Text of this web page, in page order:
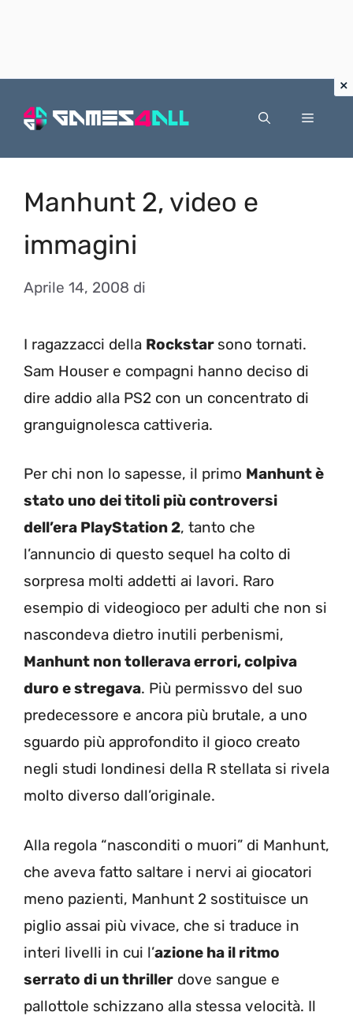
Menu
Manhunt 2, video e
immagini
Aprile 14, 2008 di
I ragazzacci della Rockstar sono tornati.
Sam Houser e compagni hanno deciso di
dire addio alla PS2 con un concentrato di
granguignolesca cattiveria.
Per chi non lo sapesse, il primo Manhunt è
stato uno dei titoli più controversi
dell’era PlayStation 2, tanto che
l’annuncio di questo sequel ha colto di
sorpresa molti addetti ai lavori. Raro
esempio di videogioco per adulti che non si
nascondeva dietro inutili perbenismi,
Manhunt non tollerava errori, colpiva
duro e stregava. Più permissvo del suo
predecessore e ancora più brutale, a uno
sguardo più approfondito il gioco creato
negli studi londinesi della R stellata si rivela
molto diverso dall’originale.
Alla regola “nasconditi o muori” di Manhunt,
che aveva fatto saltare i nervi ai giocatori
meno pazienti, Manhunt 2 sostituisce un
piglio assai più vivace, che si traduce in
interi livelli in cui l’azione ha il ritmo
serrato di un thriller dove sangue e
pallottole schizzano alla stessa velocità. Il